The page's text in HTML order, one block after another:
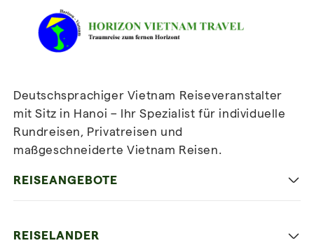
Newsletterabonnieren
Deutschsprachiger Vietnam Reiseveranstalter
mit Sitz in Hanoi – Ihr Spezialist für individuelle
Rundreisen, Privatreisen und
maßgeschneiderte Vietnam Reisen.
REISEANGEBOTE
REISELANDER